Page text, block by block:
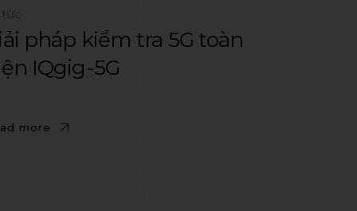
pháp kiểm tra 5G toàn
IQgig-5G
more